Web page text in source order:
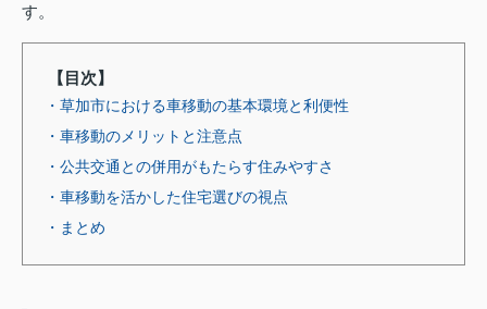
す。
【目次】
・草加市における車移動の基本環境と利便性
・車移動のメリットと注意点
・公共交通との併用がもたらす住みやすさ
・車移動を活かした住宅選びの視点
・まとめ